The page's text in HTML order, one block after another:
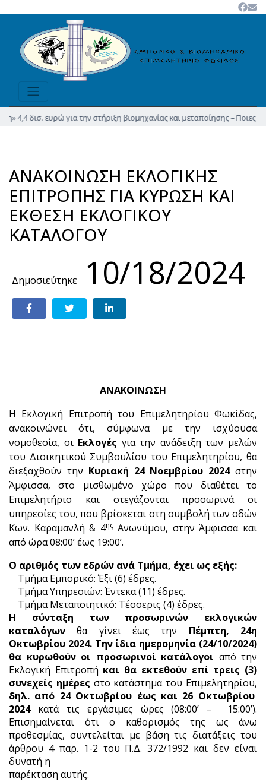
δισ. ευρώ για την στήριξη βιομηχανίας και μεταποίησης – Ποιες
ΑΝΑΚΟΙΝΩΣΗ ΕΚΛΟΓΙΚΗΣ
ΕΠΙΤΡΟΠΗΣ ΓΙΑ ΚΥΡΩΣΗ ΚΑΙ
ΕΚΘΕΣΗ ΕΚΛΟΓΙΚΟΥ
ΚΑΤΑΛΟΓΟΥ
Δημοσιεύτηκε10/18/2024
ΑΝΑΚΟΙΝΩΣΗ
Η Εκλογική Επιτροπή του Επιμελητηρίου Φωκίδας,
ανακοινώνει ότι, σύμφωνα με την ισχύουσα
νομοθεσία, οι Εκλογές για την ανάδειξη των μελών
του Διοικητικού Συμβουλίου του Επιμελητηρίου, θα
διεξαχθούν την Κυριακή 24 Νοεμβρίου 2024στην
Άμφισσα, στο μισθωμένο χώρο που διαθέτει το
Επιμελητήριο και στεγάζονται προσωρινά οι
υπηρεσίες του, που βρίσκεται στη συμβολή των οδών
Κων. Καραμανλή & 4ηςΑνωνύμου, στην Άμφισσα και
από ώρα 08:00’ έως 19:00’.
Ο αριθμός των εδρών ανά Τμήμα, έχει ως εξής:
Τμήμα Εμπορικό: Έξι (6) έδρες.
Τμήμα Υπηρεσιών: Έντεκα (11) έδρες.
Τμήμα Μεταποιητικό: Τέσσερις (4) έδρες.
Η σύνταξη των προσωρινών εκλογικών
καταλόγωνθα γίνει έως την Πέμπτη, 24η
Οκτωβρίου 2024. Την ίδια ημερομηνία (24/10/2024)
θα κυρωθούνοι προσωρινοί κατάλογοι από την
Εκλογική Επιτροπή και θα εκτεθούν επί τρεις (3)
συνεχείς ημέρες στο κατάστημα του Επιμελητηρίου,
δηλ. από 24 Οκτωβρίου έως και 26 Οκτωβρίου
2024 κατά τις εργάσιμες ώρες (08:00’ – 15:00’).
Επισημαίνεται ότι ο καθορισμός της ως άνω
προθεσμίας, συντελείται με βάση τις διατάξεις του
άρθρου 4 παρ. 1-2 του Π.Δ. 372/1992 και δεν είναι
δυνατή η
παρέκταση αυτής.